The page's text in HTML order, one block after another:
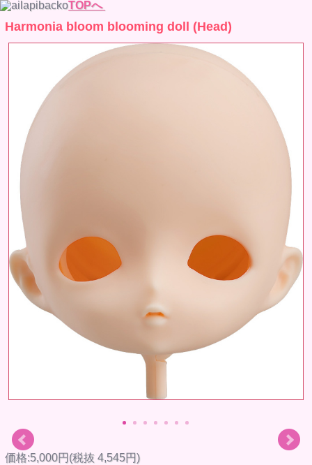
TOPへ
Harmonia bloom blooming doll (Head)
価格:5,000円(税抜 4,545円)